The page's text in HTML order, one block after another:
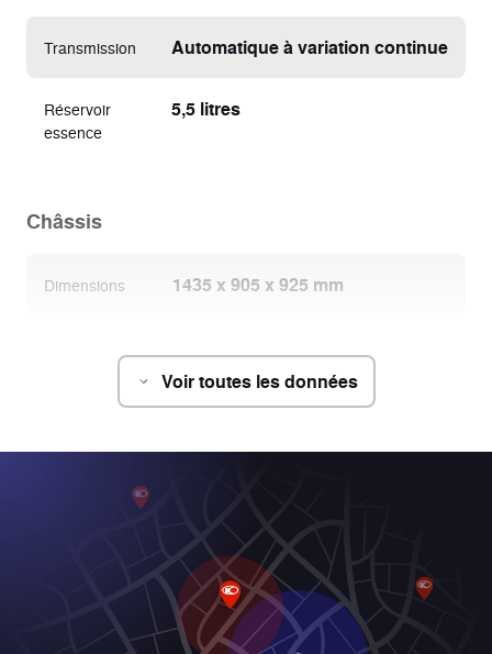
Transmission Automatique à variation continue
Réservoir
essence
5,5 litres
Châssis
Dimensions 1435 x 905 x 925 mm
Suspension
Deux amortisseurs hydrauliques
Tambours
Freinage AR Disque
Voir toutes les données